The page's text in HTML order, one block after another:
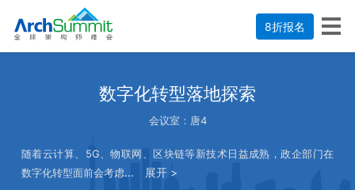
8折报名
数字化转型落地探索
会议室：唐4
随着云计算、5G、物联网、区块链等新技术日益成熟，政企部门在
数字化转型面前会考虑... 展开 >